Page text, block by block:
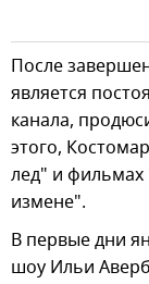
После
является
канала,
этого,
лед" и фильмах
измене".
В первые дни
шоу Ильи